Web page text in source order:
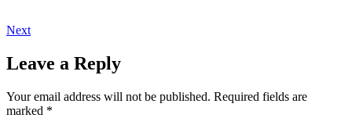
Next
Leave a Reply
Your email address will not be published. Required fields are
marked *